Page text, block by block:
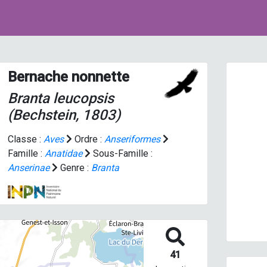
Bernache nonnette
Branta leucopsis
(Bechstein, 1803)
Classe : Aves Ordre : Anseriformes
Famille : Anatidae
Sous-Famille :
Anserinae
Genre : Branta
41